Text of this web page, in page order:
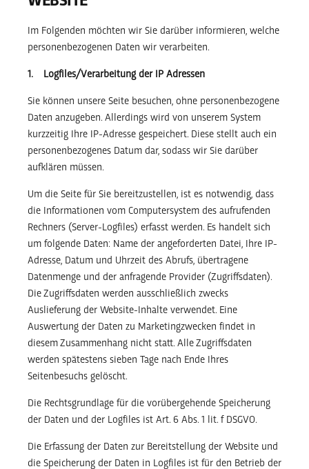
Im Folgenden möchten wir Sie darüber informieren, welche
personenbezogenen Daten wir verarbeiten.
1. Logfiles/Verarbeitung der IP Adressen
Sie können unsere Seite besuchen, ohne personenbezogene
Daten anzugeben. Allerdings wird von unserem System
kurzzeitig Ihre IP-Adresse gespeichert. Diese stellt auch ein
personenbezogenes Datum dar, sodass wir Sie darüber
aufklären müssen.
Um die Seite für Sie bereitzustellen, ist es notwendig, dass
die Informationen vom Computersystem des aufrufenden
Rechners (Server-Logfiles) erfasst werden. Es handelt sich
um folgende Daten: Name der angeforderten Datei, Ihre IP-
Adresse, Datum und Uhrzeit des Abrufs, übertragene
Datenmenge und der anfragende Provider (Zugriffsdaten).
Die Zugriffsdaten werden ausschließlich zwecks
Auslieferung der Website-Inhalte verwendet. Eine
Auswertung der Daten zu Marketingzwecken findet in
diesem Zusammenhang nicht statt. Alle Zugriffsdaten
werden spätestens sieben Tage nach Ende Ihres
Seitenbesuchs gelöscht.
Die Rechtsgrundlage für die vorübergehende Speicherung
der Daten und der Logfiles ist Art. 6 Abs. 1 lit. f DSGVO.
Die Erfassung der Daten zur Bereitstellung der Website und
die Speicherung der Daten in Logfiles ist für den Betrieb der